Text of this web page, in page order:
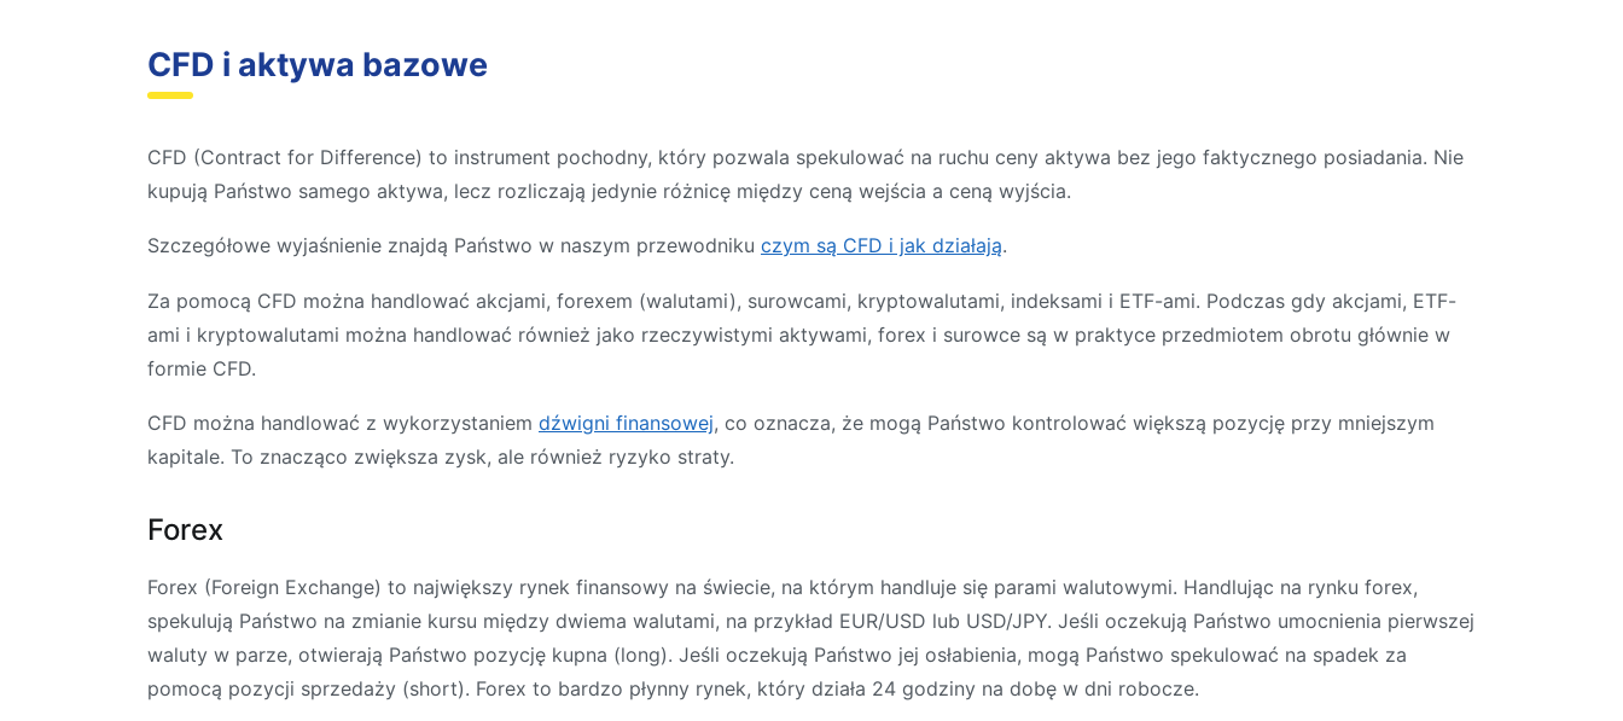
CFD i aktywa bazowe
CFD (Contract for Difference) to instrument pochodny, który pozwala spekulować na ruchu ceny aktywa bez jego faktycznego posiadania. Nie
kupują Państwo samego aktywa, lecz rozliczają jedynie różnicę między ceną wejścia a ceną wyjścia.
Szczegółowe wyjaśnienie znajdą Państwo w naszym przewodniku czym są CFD i jak działają.
Za pomocą CFD można handlować akcjami, forexem (walutami), surowcami, kryptowalutami, indeksami i ETF-ami. Podczas gdy akcjami, ETF-
ami i kryptowalutami można handlować również jako rzeczywistymi aktywami, forex i surowce są w praktyce przedmiotem obrotu głównie w
formie CFD.
CFD można handlować z wykorzystaniem dźwigni finansowej, co oznacza, że mogą Państwo kontrolować większą pozycję przy mniejszym
kapitale. To znacząco zwiększa zysk, ale również ryzyko straty.
Forex
Forex (Foreign Exchange) to największy rynek finansowy na świecie, na którym handluje się parami walutowymi. Handlując na rynku forex,
spekulują Państwo na zmianie kursu między dwiema walutami, na przykład EUR/USD lub USD/JPY. Jeśli oczekują Państwo umocnienia pierwszej
waluty w parze, otwierają Państwo pozycję kupna (long). Jeśli oczekują Państwo jej osłabienia, mogą Państwo spekulować na spadek za
pomocą pozycji sprzedaży (short). Forex to bardzo płynny rynek, który działa 24 godziny na dobę w dni robocze.